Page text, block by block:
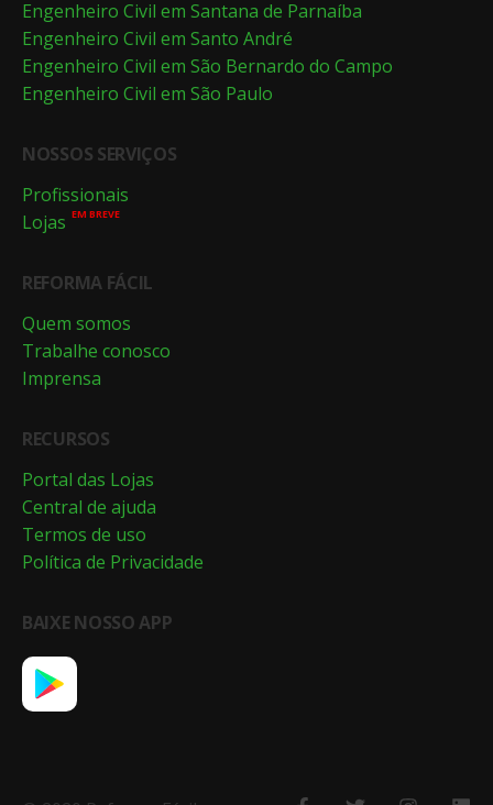
Engenheiro Civil em Santana de Parnaíba
Engenheiro Civil em Santo André
Engenheiro Civil em São Bernardo do Campo
Engenheiro Civil em São Paulo
NOSSOS SERVIÇOS
Profissionais
Lojas EM BREVE
REFORMA FÁCIL
Quem somos
Trabalhe conosco
Imprensa
RECURSOS
Portal das Lojas
Central de ajuda
Termos de uso
Política de Privacidade
BAIXE NOSSO APP